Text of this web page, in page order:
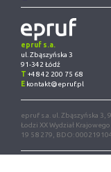
epruf s.a.
ul. Zbąszyńska 3
91-342 Łódź
T +48 42 200 75 68
E kontakt@epruf.pl
epruf s.a. ul. Zbąszyńska 3,
Łodzi XX Wydział
19 58 279, BDO: